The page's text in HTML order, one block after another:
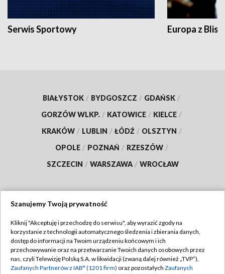
Serwis Sportowy Europa z
BIAŁYSTOK / BYDGOSZCZ / GDAŃSK /
GORZÓW WLKP. / KATOWICE / KIELCE /
KRAKÓW / LUBLIN / ŁÓDŹ / OLSZTYN /
OPOLE / POZNAŃ / RZESZÓW /
SZCZECIN / WARSZAWA / WROCŁAW
TVP
Abonament TVP
Emisja w TVP
Regulamin TVP
Polityka prywatności
Szanujemy Twoją prywatność
Kliknij "Akceptuję i przechodzę do serwisu", aby wyrazić zgody na
korzystanie z technologii automatycznego śledzenia i zbierania danych,
dostęp do informacji na Twoim urządzeniu końcowym i ich
przechowywanie oraz na przetwarzanie Twoich danych osobowych przez
nas, czyli Telewizję Polską S.A. w likwidacji (zwaną dalej również „TVP”),
Zaufanych Partnerów z IAB* (1201 firm) oraz pozostałych Zaufanych